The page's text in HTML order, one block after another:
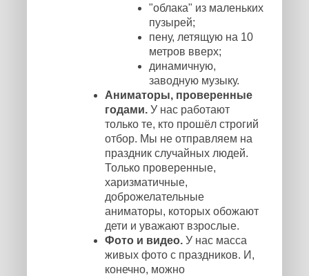
"облака" из маленьких
пузырей;
пену, летящую на 10
метров вверх;
динамичную,
заводную музыку.
Аниматоры, проверенные
годами. У нас работают
только те, кто прошёл строгий
отбор. Мы не отправляем на
праздник случайных людей.
Только проверенные,
харизматичные,
доброжелательные
аниматоры, которых обожают
дети и уважают взрослые.
Фото и видео. У нас масса
живых фото с праздников. И,
конечно, можно